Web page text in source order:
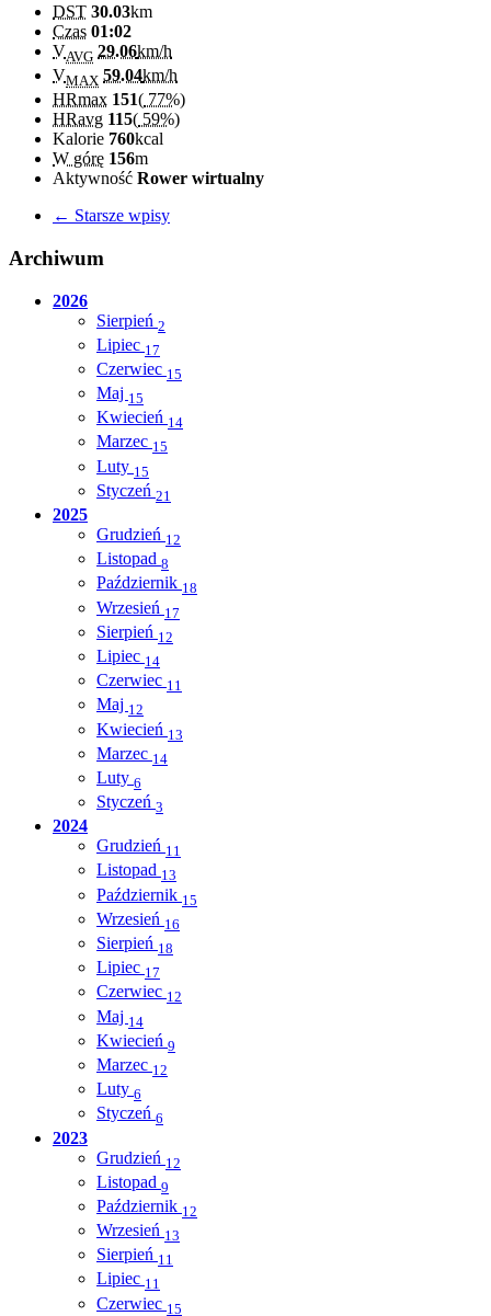
DST 30.03km
Czas 01:02
VAVG 29.06km/h
VMAX 59.04km/h
HRmax 151( 77%)
HRavg 115( 59%)
Kalorie 760kcal
W górę 156m
Aktywność Rower wirtualny
← Starsze wpisy
Archiwum
2026
Sierpień 2
Lipiec 17
Czerwiec 15
Maj 15
Kwiecień 14
Marzec 15
Luty 15
Styczeń 21
2025
Grudzień 12
Listopad 8
Październik 18
Wrzesień 17
Sierpień 12
Lipiec 14
Czerwiec 11
Maj 12
Kwiecień 13
Marzec 14
Luty 6
Styczeń 3
2024
Grudzień 11
Listopad 13
Październik 15
Wrzesień 16
Sierpień 18
Lipiec 17
Czerwiec 12
Maj 14
Kwiecień 9
Marzec 12
Luty 6
Styczeń 6
2023
Grudzień 12
Listopad 9
Październik 12
Wrzesień 13
Sierpień 11
Lipiec 11
Czerwiec 15